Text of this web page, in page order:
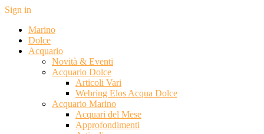
Sign in
Marino
Dolce
Acquario
Novità & Eventi
Acquario Dolce
Articoli Vari
Webring Elos Acqua Dolce
Acquario Marino
Acquari del Mese
Approfondimenti